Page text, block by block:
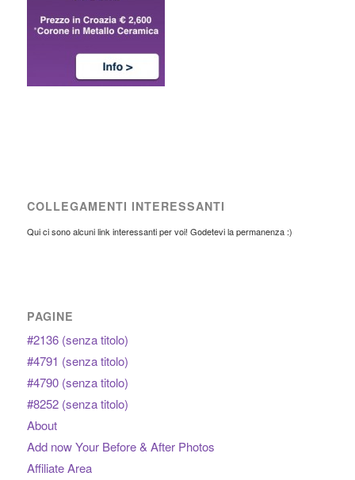
COLLEGAMENTI INTERESSANTI
Qui ci sono alcuni link interessanti per voi! Godetevi la permanenza :)
PAGINE
#2136 (senza titolo)
#4791 (senza titolo)
#4790 (senza titolo)
#8252 (senza titolo)
About
Add now Your Before & After Photos
Affiliate Area